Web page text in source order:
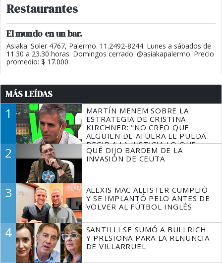
Restaurantes
El mundo en un bar.
Asiaka. Soler 4767, Palermo. 11.2492-8244. Lunes a sábados de
11.30 a 23.30 horas. Domingos cerrado. @asiakapalermo. Precio
promedio: $ 17.000.
MÁS LEÍDAS
1
MARTÍN MENEM SOBRE LA
ESTRATEGIA DE CRISTINA
KIRCHNER: "NO CREO QUE
ALGUIEN DE AFUERA LE PUEDA
DECIR A LA JUSTICIA LO QUE
TIENE QUE HACER"
2
QUÉ DIJO BARDEM DE LA
INVASIÓN DE CEUTA
3
ALEXIS MAC ALLISTER CUMPLIÓ
Y SE IMPLANTÓ PELO ANTES DE
VOLVER AL FÚTBOL INGLÉS
4
SANTILLI SE SUMÓ A BULLRICH
Y PRESIONA PARA LA RENUNCIA
DE VILLARRUEL